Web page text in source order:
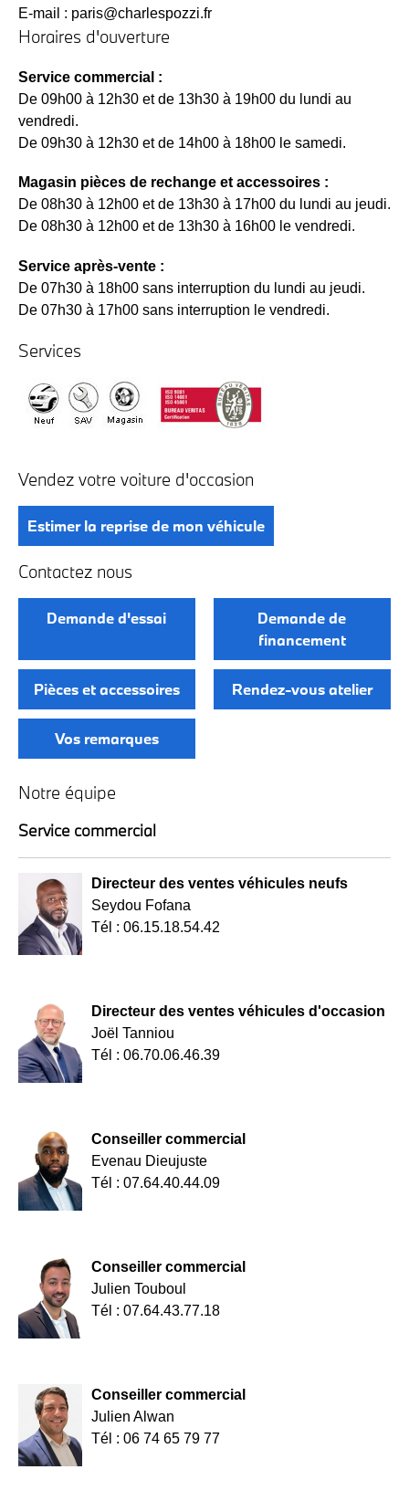
E-mail : paris@charlespozzi.fr
Horaires d'ouverture
Service commercial :
De 09h00 à 12h30 et de 13h30 à 19h00 du lundi au
vendredi.
De 09h30 à 12h30 et de 14h00 à 18h00 le samedi.
Magasin pièces de rechange et accessoires :
De 08h30 à 12h00 et de 13h30 à 17h00 du lundi au jeudi.
De 08h30 à 12h00 et de 13h30 à 16h00 le vendredi.
Service après-vente :
De 07h30 à 18h00 sans interruption du lundi au jeudi.
De 07h30 à 17h00 sans interruption le vendredi.
Services
Vendez votre voiture d'occasion
Estimer la reprise de mon véhicule
Contactez nous
Demande d'essai
Demande de
financement
Pièces et accessoires Rendez-vous atelier
Vos remarques
Notre équipe
Service commercial
Directeur des ventes véhicules neufs
Seydou Fofana
Tél : 06.15.18.54.42
Directeur des ventes véhicules d'occasion
Joël Tanniou
Tél : 06.70.06.46.39
Conseiller commercial
Evenau Dieujuste
Tél : 07.64.40.44.09
Conseiller commercial
Julien Touboul
Tél : 07.64.43.77.18
Conseiller commercial
Julien Alwan
Tél : 06 74 65 79 77